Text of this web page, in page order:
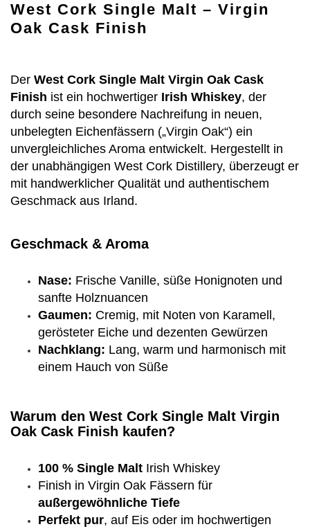
West Cork Single Malt – Virgin
Oak Cask Finish
Der West Cork Single Malt Virgin Oak Cask
Finish ist ein hochwertiger Irish Whiskey, der
durch seine besondere Nachreifung in neuen,
unbelegten Eichenfässern („Virgin Oak“) ein
unvergleichliches Aroma entwickelt. Hergestellt in
der unabhängigen West Cork Distillery, überzeugt er
mit handwerklicher Qualität und authentischem
Geschmack aus Irland.
Geschmack & Aroma
Nase: Frische Vanille, süße Honignoten und
sanfte Holznuancen
Gaumen: Cremig, mit Noten von Karamell,
gerösteter Eiche und dezenten Gewürzen
Nachklang: Lang, warm und harmonisch mit
einem Hauch von Süße
Warum den West Cork Single Malt Virgin
Oak Cask Finish kaufen?
100 % Single Malt Irish Whiskey
Finish in Virgin Oak Fässern für
außergewöhnliche Tiefe
Perfekt pur, auf Eis oder im hochwertigen